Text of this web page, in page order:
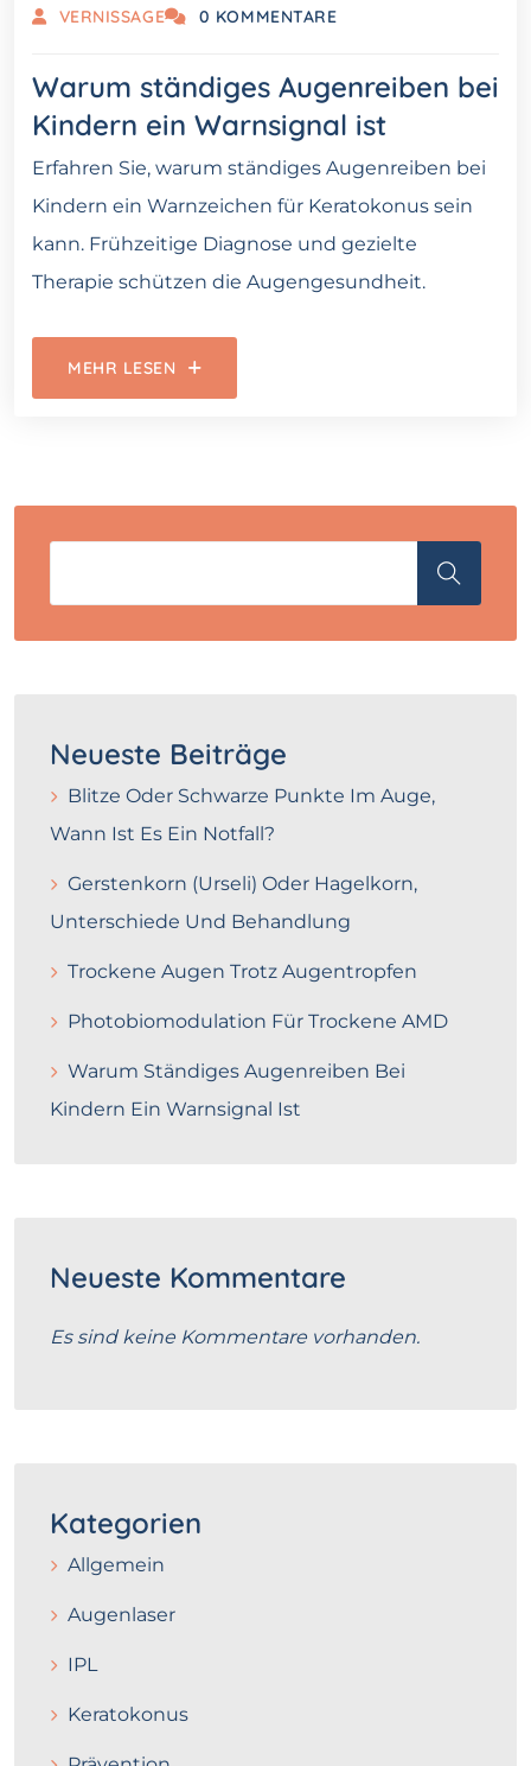
VERNISSAGE 0 KOMMENTARE
Warum ständiges Augenreiben bei
Kindern ein Warnsignal ist
Erfahren Sie, warum ständiges Augenreiben bei
Kindern ein Warnzeichen für Keratokonus sein
kann. Frühzeitige Diagnose und gezielte
Therapie schützen die Augengesundheit.
MEHR LESEN
Neueste Beiträge
Blitze Oder Schwarze Punkte Im Auge,
Wann Ist Es Ein Notfall?
Gerstenkorn (Urseli) Oder Hagelkorn,
Unterschiede Und Behandlung
Trockene Augen Trotz Augentropfen
Photobiomodulation Für Trockene AMD
Warum Ständiges Augenreiben Bei
Kindern Ein Warnsignal Ist
Neueste Kommentare
Es sind keine Kommentare vorhanden.
Kategorien
Allgemein
Augenlaser
IPL
Keratokonus